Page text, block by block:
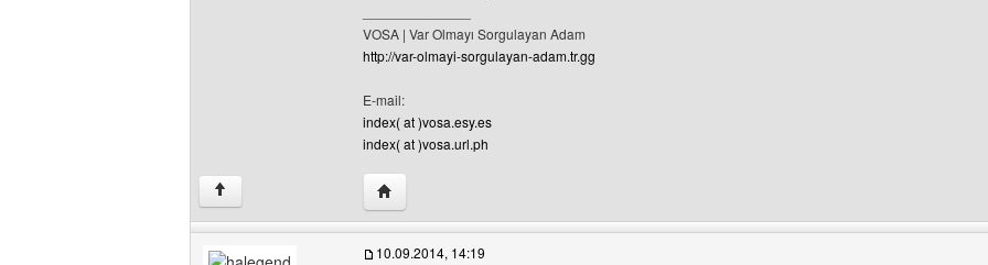
VOSA | Var Olmayı Sorgulayan Adam
http://var-olmayi-sorgulayan-adam.tr.gg
E-mail:
index( at )vosa.esy.es
index( at )vosa.url.ph
↑ Yazarın web sitesini ziyaret et: var-olmayi-sorgulayan-adam
10.09.2014, 14:19